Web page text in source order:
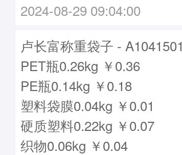
2024-08-29 09:04:00
卢长富称重袋子 - A1041501
PET瓶0.26kg ￥0.36
PE瓶0.14kg ￥0.18
塑料袋膜0.04kg ￥0.01
硬质塑料0.22kg ￥0.07
织物0.06kg ￥0.04